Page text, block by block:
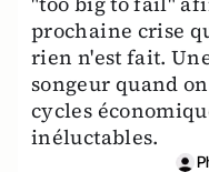
prochaine crise
rien n'est fait.
songeur quand
cycles
inéluctables.